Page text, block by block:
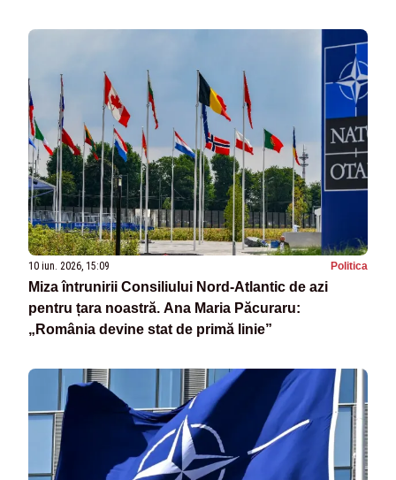
10 iun. 2026, 15:09 Politica
Miza întrunirii Consiliului Nord-Atlantic de azi
pentru țara noastră. Ana Maria Păcuraru:
„România devine stat de primă linie”